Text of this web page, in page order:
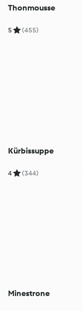
Thonmousse
5 (455)
Kürbissuppe
4 (344)
Minestrone